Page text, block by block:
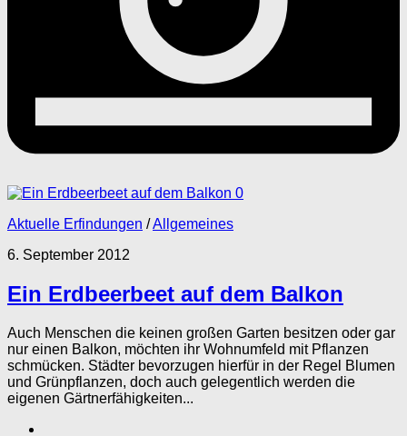
0
Aktuelle Erfindungen /Allgemeines
6. September 2012
Ein Erdbeerbeet auf dem Balkon
Auch Menschen die keinen großen Garten besitzen oder gar
nur einen Balkon, möchten ihr Wohnumfeld mit Pflanzen
schmücken. Städter bevorzugen hierfür in der Regel Blumen
und Grünpflanzen, doch auch gelegentlich werden die
eigenen Gärtnerfähigkeiten...